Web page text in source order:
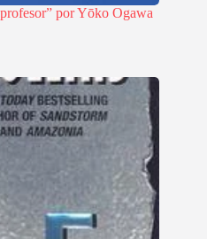
por Yōko Ogawa